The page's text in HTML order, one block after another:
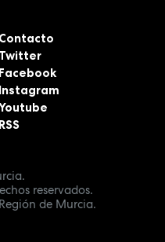
reservados.
de Murcia.
Contacto
Twitter
Facebook
Instagram
RSS